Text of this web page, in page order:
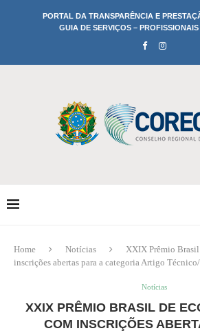
PORTAL DA TRANSPARÊNCIA E
GUIA DE SERVIÇOS –
Home Notícias
XXIX Prêmio
inscrições abertas para a categoria Artigo
Notícias
XXIX PRÊMIO BRASIL DE
COM INSCRIÇÕES